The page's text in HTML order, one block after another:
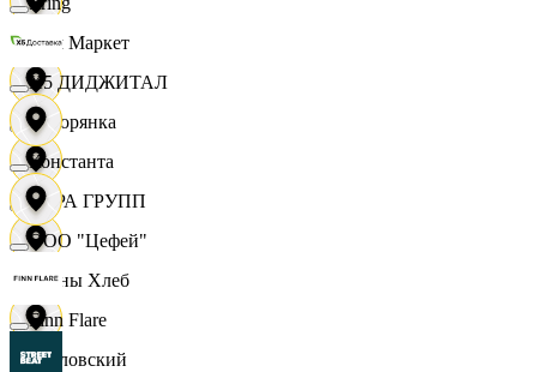
Хом Маркет
Хуторянка
ЦЕРА ГРУПП
Челны Хлеб
Чкаловский
X5 ДИДЖИТАЛ
Константа
ООО "Цефей"
Finn Flare